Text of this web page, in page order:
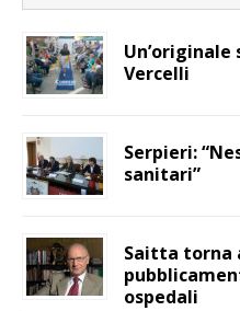
Vercelli
Serpieri:
sanitari”
Saitta torna
ospedali